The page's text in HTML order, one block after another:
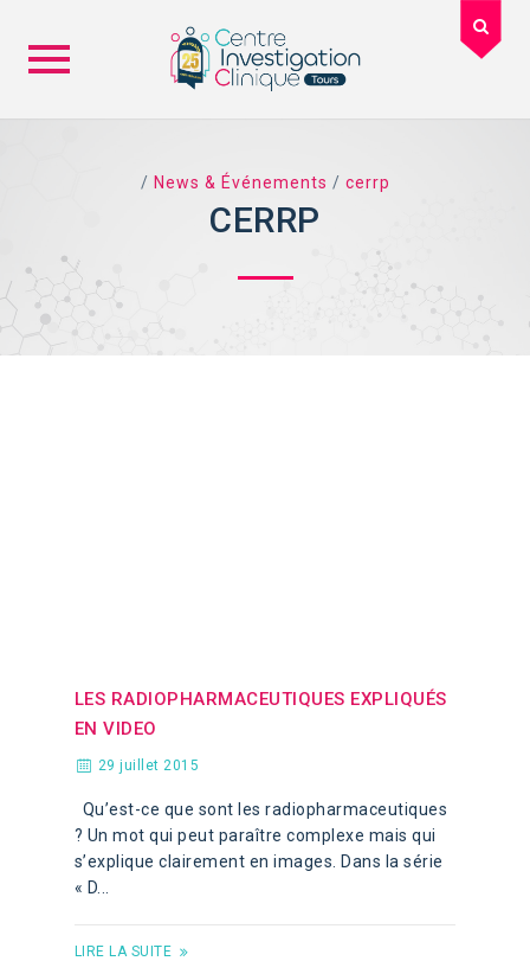
/ News & Événements / cerrp
TAG ARCHIVES:
CERRP
LES RADIOPHARMACEUTIQUES EXPLIQUÉS
EN VIDEO
29 juillet 2015
Qu’est-ce que sont les radiopharmaceutiques
? Un mot qui peut paraître complexe mais qui
s’explique clairement en images. Dans la série
« D...
LIRE LA SUITE